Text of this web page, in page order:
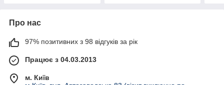
Про нас
97% позитивних з 98 відгуків за рік
Працює з 04.03.2013
м. Київ